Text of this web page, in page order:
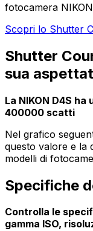
fotocamera
Scopri lo Shutter
Shutter
sua
La NIKON D4S
400000 scatti
Nel grafico
questo valore e la
modelli di
Specifiche
Controlla le
gamma ISO,